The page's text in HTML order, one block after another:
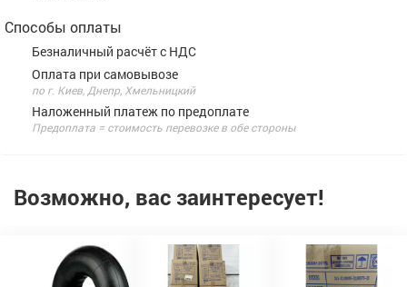
Способы оплаты
Безналичный расчёт с НДС
Оплата при самовывозе
по г. Киев, Днепр, Хмельницкий
Наложенный платеж по предоплате
Предоплата = стоимость перевозке в обе стороны
Возможно, вас заинтересует!